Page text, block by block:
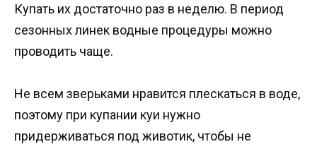
Купать их достаточно раз в неделю. В период
сезонных линек водные процедуры можно
проводить чаще.
Не всем зверьками нравится плескаться в воде,
поэтому при купании куи нужно
придерживаться под животик, чтобы не